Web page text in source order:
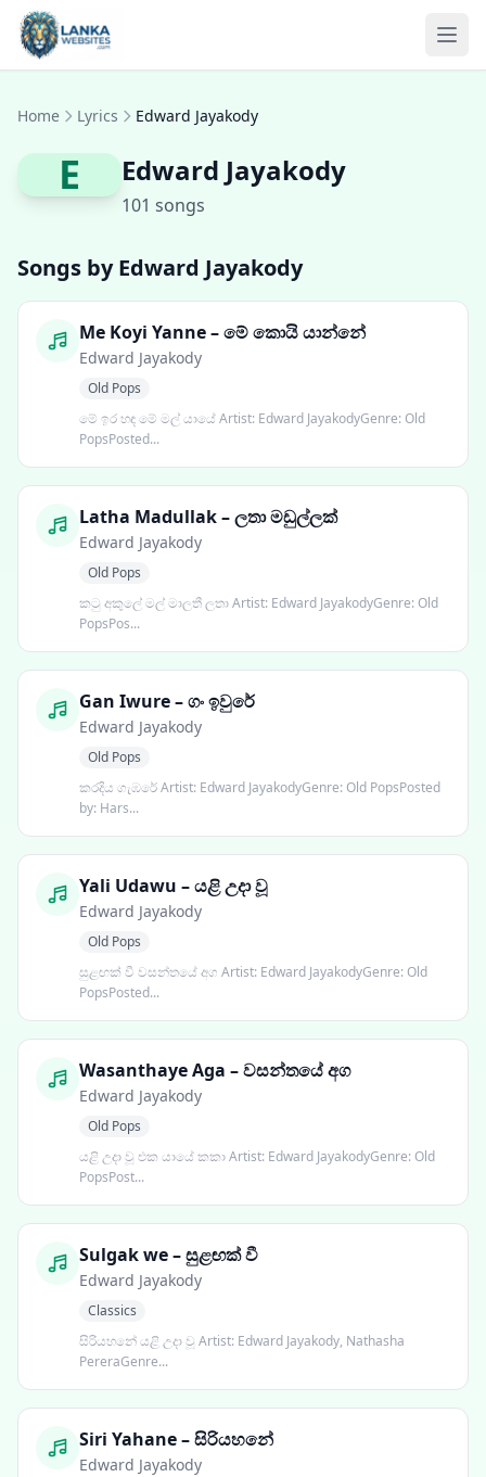
Skip to content
Home Lyrics Edward Jayakody
E Edward Jayakody
101 songs
Songs by Edward Jayakody
Me Koyi Yanne – මේ කොයි යාන්නේ
Edward Jayakody
Old Pops
මේ ඉර හඳ මේ මල් යායේ Artist: Edward JayakodyGenre: Old
PopsPosted...
Latha Madullak – ලතා මඩුල්ලක්
Edward Jayakody
Old Pops
කටු අකුලේ මල් මාලතී ලතා Artist: Edward JayakodyGenre: Old
PopsPos...
Gan Iwure – ගං ඉවුරේ
Edward Jayakody
Old Pops
කරදිය ගැඹරේ Artist: Edward JayakodyGenre: Old PopsPosted
by: Hars...
Yali Udawu – යළි උදා වූ
Edward Jayakody
Old Pops
සුළඟක් වී වසන්තයේ අග Artist: Edward JayakodyGenre: Old
PopsPosted...
Wasanthaye Aga – වසන්තයේ අග
Edward Jayakody
Old Pops
යළි උදා වූ එක යායේ කකා Artist: Edward JayakodyGenre: Old
PopsPost...
Sulgak we – සුළඟක් වී
Edward Jayakody
Classics
සිරියහනේ යළි උදා වූ Artist: Edward Jayakody, Nathasha
PereraGenre...
Siri Yahane – සිරියහනේ
Edward Jayakody